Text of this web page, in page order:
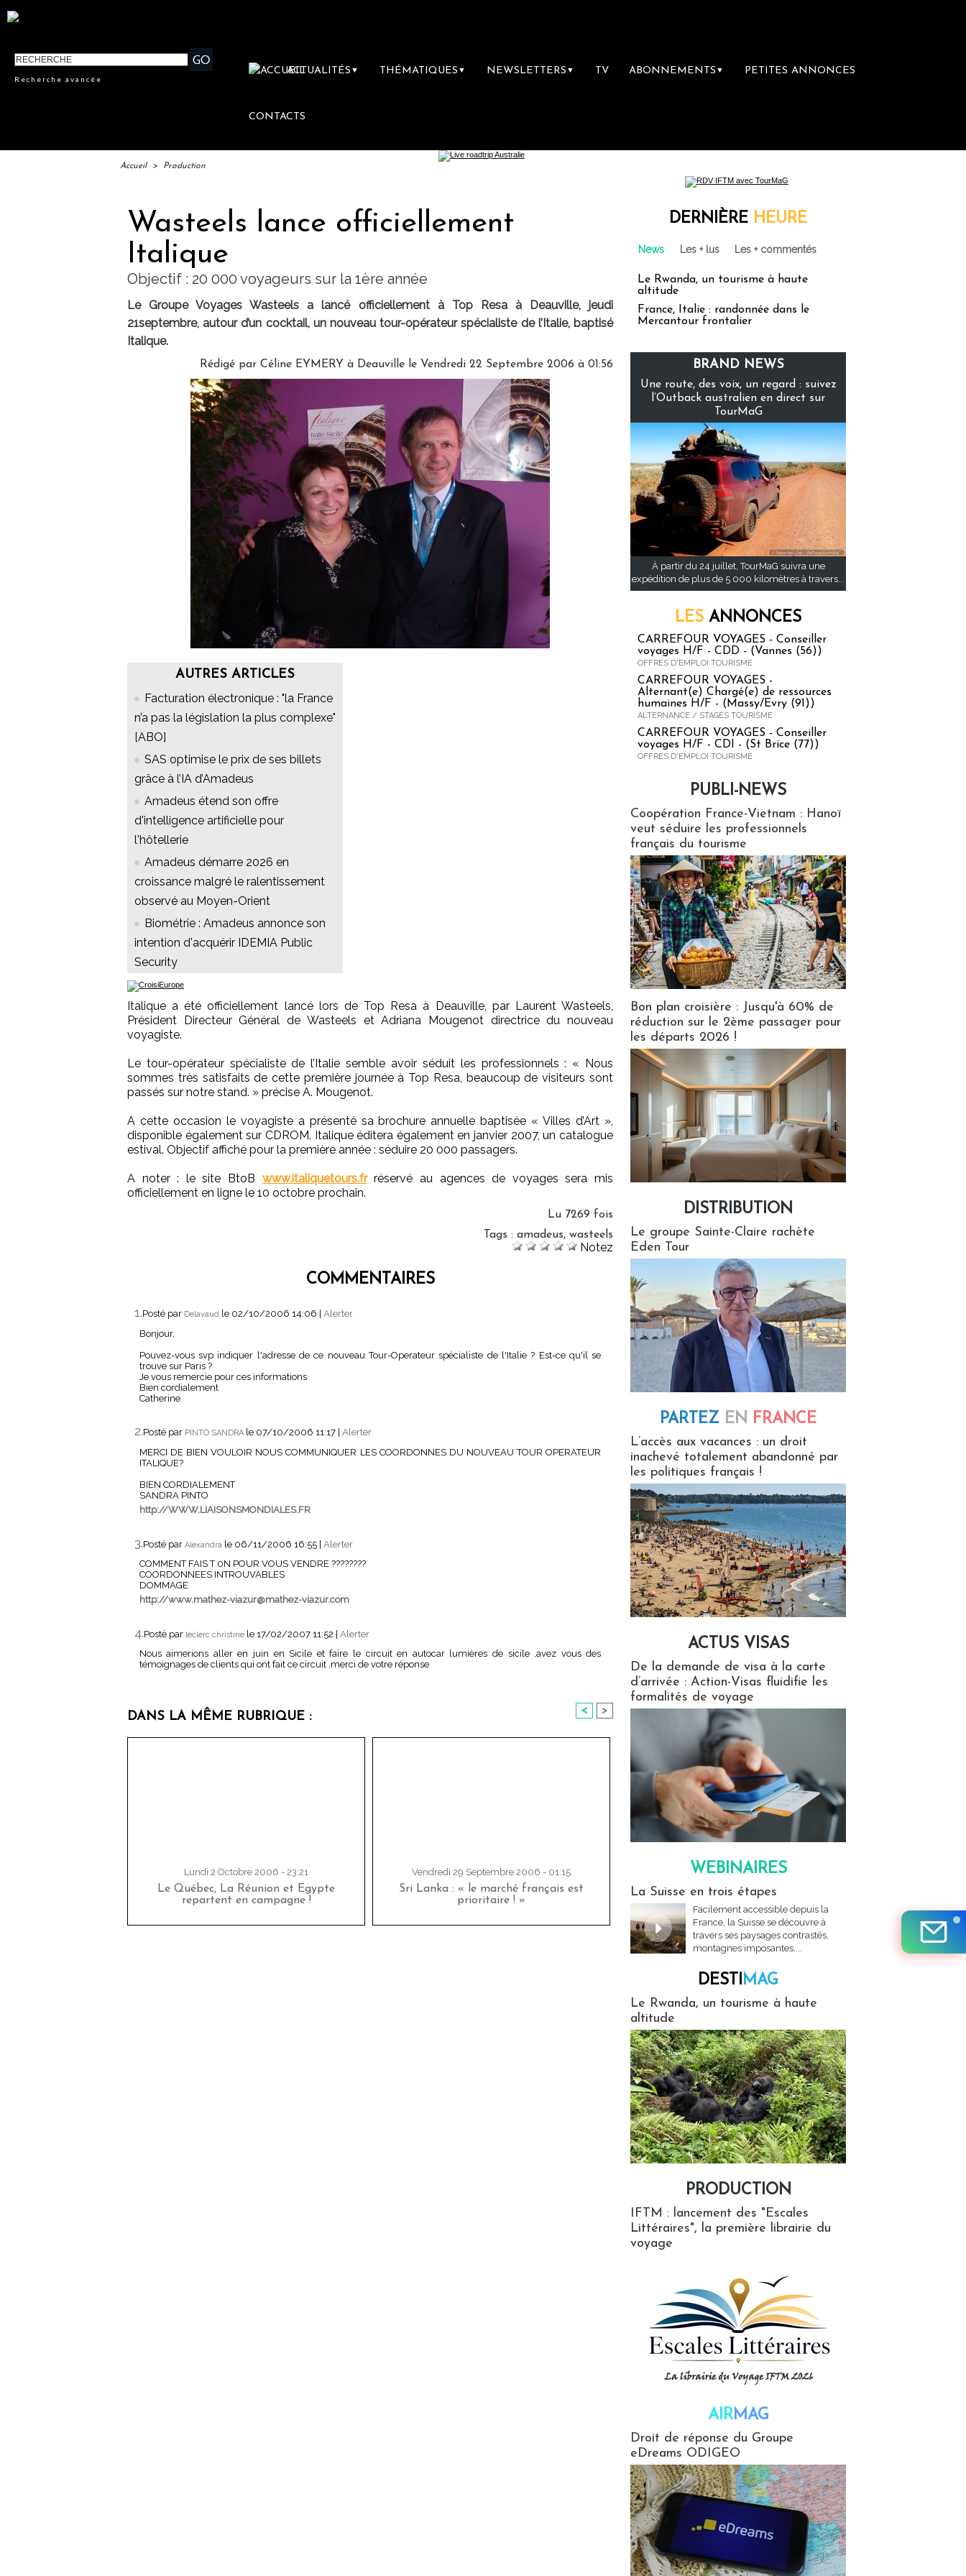
Recherche avancée
ACTUALITÉS ▼ THÉMATIQUES ▼ NEWSLETTERS ▼ TV ABONNEMENTS ▼ PETITES ANNONCES
CONTACTS
Accueil > Production
Wasteels lance officiellement
Italique
Objectif : 20 000 voyageurs sur la 1ère année
Le Groupe Voyages Wasteels a lancé officiellement à Top Resa à Deauville, jeudi
21septembre, autour d’un cocktail, un nouveau tour-opérateur spécialiste de l’Italie, baptisé
Italique.
Rédigé par Céline EYMERY à Deauville le Vendredi 22 Septembre 2006 à 01:56
AUTRES ARTICLES
Facturation électronique : "la France
n’a pas la législation la plus complexe"
[ABO]
SAS optimise le prix de ses billets
grâce à l’IA d’Amadeus
Amadeus étend son offre
d'intelligence artificielle pour
l'hôtellerie
Amadeus démarre 2026 en
croissance malgré le ralentissement
observé au Moyen-Orient
Biométrie : Amadeus annonce son
intention d'acquérir IDEMIA Public
Security
Italique a été officiellement lancé lors de Top Resa à Deauville, par Laurent Wasteels,
Président Directeur Général de Wasteels et Adriana Mougenot directrice du nouveau
voyagiste.
Le tour-opérateur spécialiste de l’Italie semble avoir séduit les professionnels : « Nous
sommes très satisfaits de cette première journée à Top Resa, beaucoup de visiteurs sont
passés sur notre stand. » précise A. Mougenot.
A cette occasion le voyagiste a présenté sa brochure annuelle baptisée « Villes d’Art »,
disponible également sur CDROM. Italique éditera également en janvier 2007, un catalogue
estival. Objectif affiché pour la première année : séduire 20 000 passagers.
A noter : le site BtoB www.italiquetours.frréservé au agences de voyages sera mis
officiellement en ligne le 10 octobre prochain.
Lu 7269 fois
Tags : amadeus, wasteels
Notez
COMMENTAIRES
1.Posté par Delavaud le 02/10/2006 14:06
Alerter
Bonjour,
Pouvez-vous svp indiquer l'adresse de ce nouveau Tour-Operateur spécialiste de l'Italie ? Est-ce qu'il se
trouve sur Paris ?
Je vous remercie pour ces informations
Bien cordialement
Catherine
2.Posté par PINTO SANDRA le 07/10/2006 11:17 Alerter
MERCI DE BIEN VOULOIR NOUS COMMUNIQUER LES COORDONNES DU NOUVEAU TOUR OPERATEUR
ITALIQUE?
BIEN CORDIALEMENT
SANDRA PINTO
http://WWW.LIAISONSMONDIALES.FR
3.Posté par Alexandra le 06/11/2006 16:55 | Alerter
COMMENT FAIS T 0N POUR VOUS VENDRE ????????
COORDONNEES INTROUVABLES
DOMMAGE
http://www.mathez-viazur@mathez-viazur.com
4.Posté par leclerc christine le 17/02/2007 11:52 | Alerter
Nous aimerions aller en juin en Sicile et faire le circuit en autocar lumières de sicile ,avez vous des
témoignages de clients qui ont fait ce circuit ,merci de votre réponse
DANS LA MÊME RUBRIQUE : < >
Lundi 2 Octobre 2006 - 23:21
Le Québec, La Réunion et Egypte
repartent en campagne !
Vendredi 29 Septembre 2006 - 01:15
Sri Lanka : « le marché français est
prioritaire ! »
DERNIÈRE HEURE
News Les + lus Les + commentés
Le Rwanda, un tourisme à haute
altitude
France, Italie : randonnée dans le
Mercantour frontalier
BRAND NEWS
Une route, des voix, un regard : suivez
l’Outback australien en direct sur
TourMaG
À partir du 24 juillet, TourMaG suivra une
expédition de plus de 5 000 kilomètres à travers...
LES ANNONCES
CARREFOUR VOYAGES - Conseiller
voyages H/F - CDD - (Vannes (56))
OFFRES D'EMPLOI TOURISME
CARREFOUR VOYAGES -
Alternant(e) Chargé(e) de ressources
humaines H/F - (Massy/Evry (91))
ALTERNANCE / STAGES TOURISME
CARREFOUR VOYAGES - Conseiller
voyages H/F - CDI - (St Brice (77))
OFFRES D'EMPLOI TOURISME
PUBLI-NEWS
Coopération France-Vietnam : Hanoï
veut séduire les professionnels
français du tourisme
Bon plan croisière : Jusqu'à 60% de
réduction sur le 2ème passager pour
les départs 2026 !
DISTRIBUTION
Le groupe Sainte-Claire rachète
Eden Tour
PARTEZ EN FRANCE
L’accès aux vacances : un droit
inachevé totalement abandonné par
les politiques français !
ACTUS VISAS
De la demande de visa à la carte
d’arrivée : Action-Visas fluidifie les
formalités de voyage
WEBINAIRES
La Suisse en trois étapes
Facilement accessible depuis la
France, la Suisse se découvre à
travers ses paysages contrastés,
montagnes imposantes,...
DESTIMAG
Le Rwanda, un tourisme à haute
altitude
PRODUCTION
IFTM : lancement des "Escales
Littéraires", la première librairie du
voyage
AIRMAG
Droit de réponse du Groupe
eDreams ODIGEO